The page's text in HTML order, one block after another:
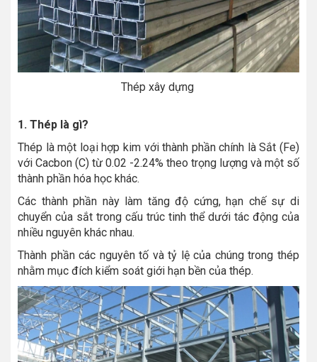
Thép xây dựng
1. Thép là gì?
Thép là một loại hợp kim với thành phần chính là Sắt (Fe)
với Cacbon (C) từ 0.02 -2.24% theo trọng lượng và một số
thành phần hóa học khác.
Các thành phần này làm tăng độ cứng, hạn chế sự di
chuyển của sắt trong cấu trúc tinh thể dưới tác động của
nhiều nguyên khác nhau.
Thành phần các nguyên tố và tỷ lệ của chúng trong thép
nhằm mục đích kiểm soát giới hạn bền của thép.